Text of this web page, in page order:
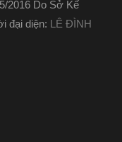
2016 Do Sở Kế
đại diện: LÊ ĐÌNH